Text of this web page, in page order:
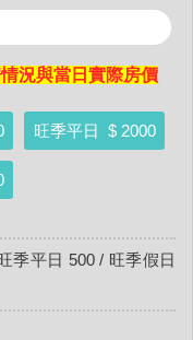
況與當日實際房價
旺季平日 $ 2000
平日 500 / 旺季假日